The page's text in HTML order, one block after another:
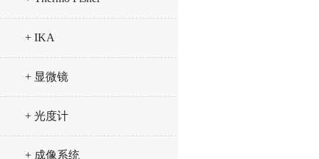
+ IKA
+ 显微镜
+ 光度计
+ 成像系统